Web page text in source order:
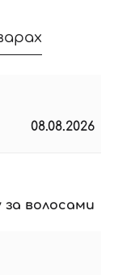
08.08.2026
за волосами